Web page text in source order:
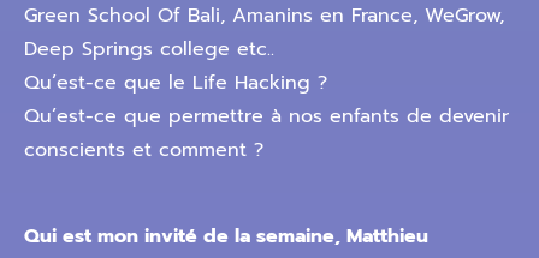
Green School Of Bali, Amanins en France, WeGrow,
Deep Springs college etc..
Qu’est-ce que le Life Hacking ?
Qu’est-ce que permettre à nos enfants de devenir
conscients et comment ?
Qui est mon invité de la semaine, Matthieu